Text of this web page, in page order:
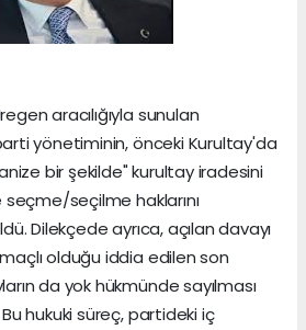
aracılığıyla sunulan
yönetiminin, önceki Kurultay'da
bir şekilde" kurultay iradesini
seçme/seçilme haklarını
Dilekçede ayrıca, açılan davayı
olduğu iddia edilen son
da yok hükmünde sayılması
hukuki süreç, partideki iç